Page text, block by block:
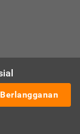
Berlangganan